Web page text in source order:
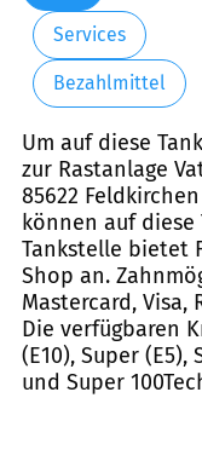
Services
Bezahlmittel
Um auf diese
zur Rastanlage
85622
können auf diese
Tankstelle bietet
Shop an.
Mastercard, Visa,
Die verfügbaren
(E10), Super (E5),
und Super